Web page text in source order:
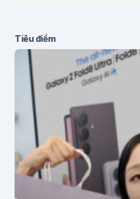
Tiêu điểm